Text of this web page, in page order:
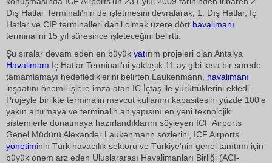
Dış Hatlar Terminali'nin de işletmesini devralarak, 1. Dış Hatlar, İç
Hatlar ve CIP terminalleri dahil olmak üzere dört havalimanı
terminalini 15 yıl süresince işleteceğini belirtti.
Şu sıralar devam eden en büyük yatırım projeleri olan Antalya
Havalimanı İç Hatlar Terminali'ni yaklaşık 11 ay gibi kısa bir sürede
tamamlamayı hedeflediklerini belirten Laukenmann, havalimanı
inşaatını önemli işlere imza atan IC İçtaş ile yürüttüklerini ekledi.
Projeyle birlikte terminalin mevcut kullanım kapasitesini yüzde 100'e
yakın artırmaya ve terminalin alt yapısını en yeni teknolojik
sistemlerle donatmaya hazırlandıklarını söyleyen ICF Airports
Genel Müdürü Alexander Laukenmann sözlerini, ICF Airports
yönetiminin Türk havacılık sektörü ve Türkiye'nin genel tanıtımı için
büyük önem arz eden Uluslararası Havalimanları Birliği (ACI-